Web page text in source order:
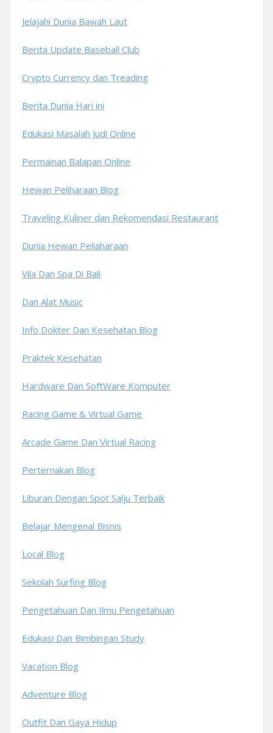
Jelajahi Dunia Bawah Laut
Berita Update Baseball Club
Crypto Currency dan Treading
Berita Dunia Hari ini
Edukasi Masalah Judi Online
Permainan Balapan Online
Hewan Peliharaan Blog
Traveling Kuliner dan Rekomendasi Restaurant
Dunia Hewan Peliaharaan
Vila Dan Spa Di Bali
Dan Alat Music
Info Dokter Dan Kesehatan Blog
Praktek Kesehatan
Hardware Dan SoftWare Komputer
Racing Game & Virtual Game
Arcade Game Dan Virtual Racing
Perternakan Blog
Liburan Dengan Spot Salju Terbaik
Belajar Mengenal Bisnis
Local Blog
Sekolah Surfing Blog
Pengetahuan Dan Ilmu Pengetahuan
Edukasi Dan Bimbingan Study
Vacation Blog
Adventure Blog
Outfit Dan Gaya Hidup